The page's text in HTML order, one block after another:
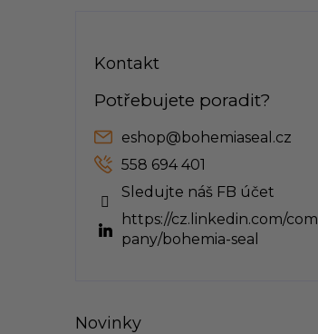
Kontakt
eshop@ bohemiaseal.cz
558 694 401
Sledujte náš FB účet
https://cz.linkedin.com/com
pany/bohemia-seal
Novinky